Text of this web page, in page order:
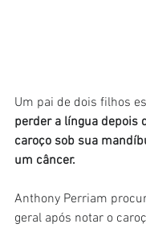
Um pai de dois filhos
perder a língua depois
caroço sob sua
um câncer.
Anthony Perriam
geral após notar o